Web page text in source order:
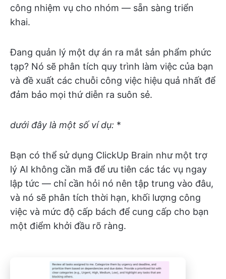
công nhiệm vụ cho nhóm — sẵn sàng triển
khai.
Đang quản lý một dự án ra mắt sản phẩm phức
tạp? Nó sẽ phân tích quy trình làm việc của bạn
và đề xuất các chuỗi công việc hiệu quả nhất để
đảm bảo mọi thứ diễn ra suôn sẻ.
dưới đây là một số ví dụ: *
Bạn có thể sử dụng ClickUp Brain như một trợ
lý AI không cần mã để ưu tiên các tác vụ ngay
lập tức — chỉ cần hỏi nó nên tập trung vào đâu,
và nó sẽ phân tích thời hạn, khối lượng công
việc và mức độ cấp bách để cung cấp cho bạn
một điểm khởi đầu rõ ràng.